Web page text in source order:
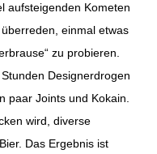
aufsteigenden Kometen
einmal etwas
zu probieren.
Designerdrogen
paar Joints und Kokain.
wird, diverse
Das Ergebnis ist